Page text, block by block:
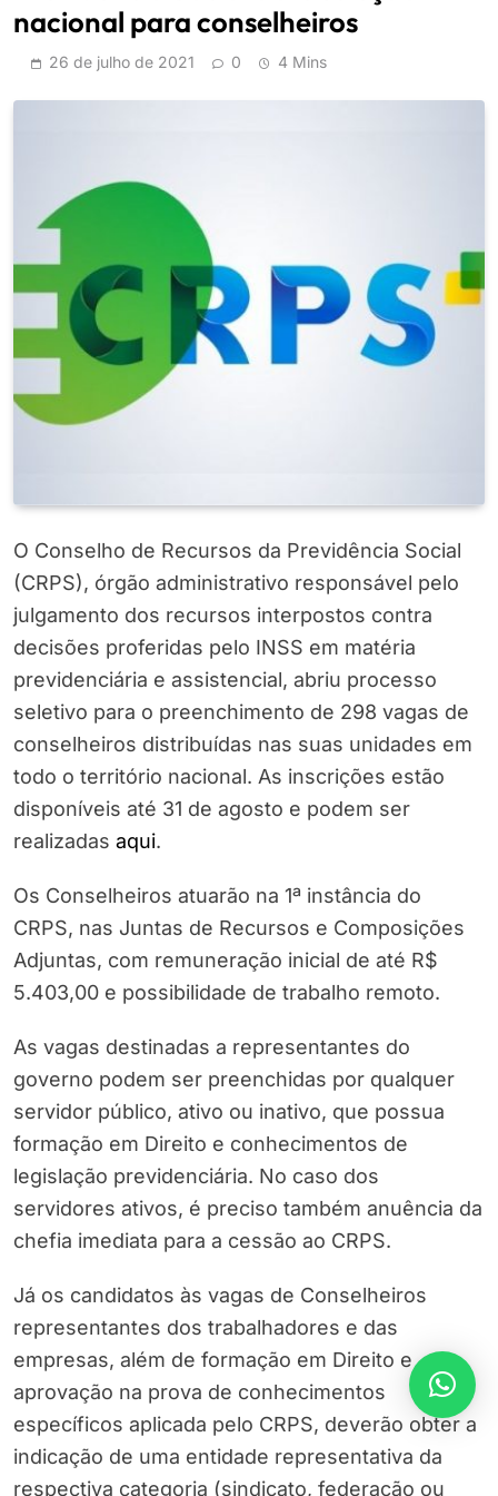
nacional para conselheiros
26 de julho de 2021 0 4 Mins
O Conselho de Recursos da Previdência Social
(CRPS), órgão administrativo responsável pelo
julgamento dos recursos interpostos contra
decisões proferidas pelo INSS em matéria
previdenciária e assistencial, abriu processo
seletivo para o preenchimento de 298 vagas de
conselheiros distribuídas nas suas unidades em
todo o território nacional. As inscrições estão
disponíveis até 31 de agosto e podem ser
realizadas aqui.
Os Conselheiros atuarão na 1ª instância do
CRPS, nas Juntas de Recursos e Composições
Adjuntas, com remuneração inicial de até R$
5.403,00 e possibilidade de trabalho remoto.
As vagas destinadas a representantes do
governo podem ser preenchidas por qualquer
servidor público, ativo ou inativo, que possua
formação em Direito e conhecimentos de
legislação previdenciária. No caso dos
servidores ativos, é preciso também anuência da
chefia imediata para a cessão ao CRPS.
Já os candidatos às vagas de Conselheiros
representantes dos trabalhadores e das
empresas, além de formação em Direito e
aprovação na prova de conhecimentos
específicos aplicada pelo CRPS, deverão obter a
indicação de uma entidade representativa da
respectiva categoria (sindicato, federação ou